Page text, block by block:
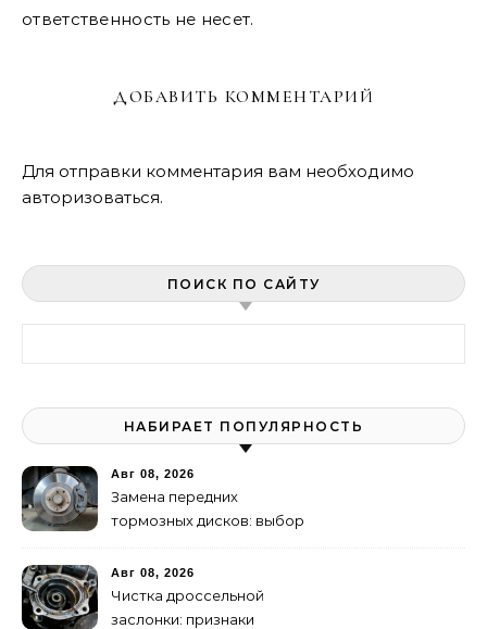
ответственность не несет.
ДОБАВИТЬ КОММЕНТАРИЙ
Для отправки комментария вам необходимо
авторизоваться.
ПОИСК ПО САЙТУ
НАБИРАЕТ ПОПУЛЯРНОСТЬ
Авг 08, 2026
Замена передних
тормозных дисков: выбор
Авг 08, 2026
Чистка дроссельной
заслонки: признаки